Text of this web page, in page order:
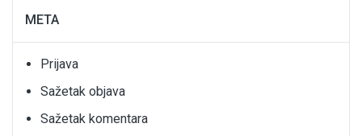
META
Prijava
Sažetak objava
Sažetak komentara